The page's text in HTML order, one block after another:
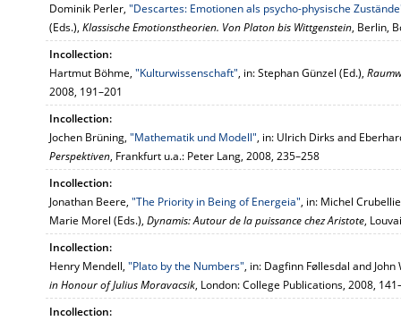
Dominik Perler, "Descartes: Emotionen als psycho-physische
(Eds.), Klassische Emotionstheorien. Von Platon bis Wittgenstein, Berlin,
Incollection:
Hartmut Böhme, "Kulturwissenschaft", in: Stephan Günzel (Ed.),
2008, 191–201
Incollection:
Jochen Brüning, "Mathematik und Modell", in: Ulrich Dirks and
Perspektiven, Frankfurt u.a.: Peter Lang, 2008, 235–258
Incollection:
Jonathan Beere, "The Priority in Being of Energeia", in: Michel
Marie Morel (Eds.), Dynamis: Autour de la puissance chez Aristote,
Incollection:
Henry Mendell, "Plato by the Numbers", in: Dagfinn Føllesdal and John
in Honour of Julius Moravacsik, London: College Publications, 2008,
Incollection: